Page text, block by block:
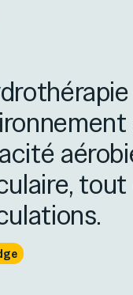
tout